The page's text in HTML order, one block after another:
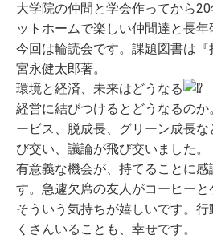
大学院の仲間と学会作ってから
ットホームで楽しい仲間達と長年
今回は輪読会です。課題図書は『
宮永健太郎著。
環境と経済、未来はどうなる
経営に結びつけるとどうなるの
ービス、脱成長、グリーン成長
び交い、議論が飛び交いました。
有意義な機会が、持てることに感
す。急遽欠席の友人がコーヒーと
そういう気持ちが嬉しいです。
くさんいることも、幸せです。